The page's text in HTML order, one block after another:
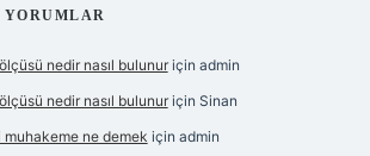
YORUMLAR
nedir nasıl bulunuriçin admin
nedir nasıl bulunuriçin Sinan
muhakeme ne demek için admin